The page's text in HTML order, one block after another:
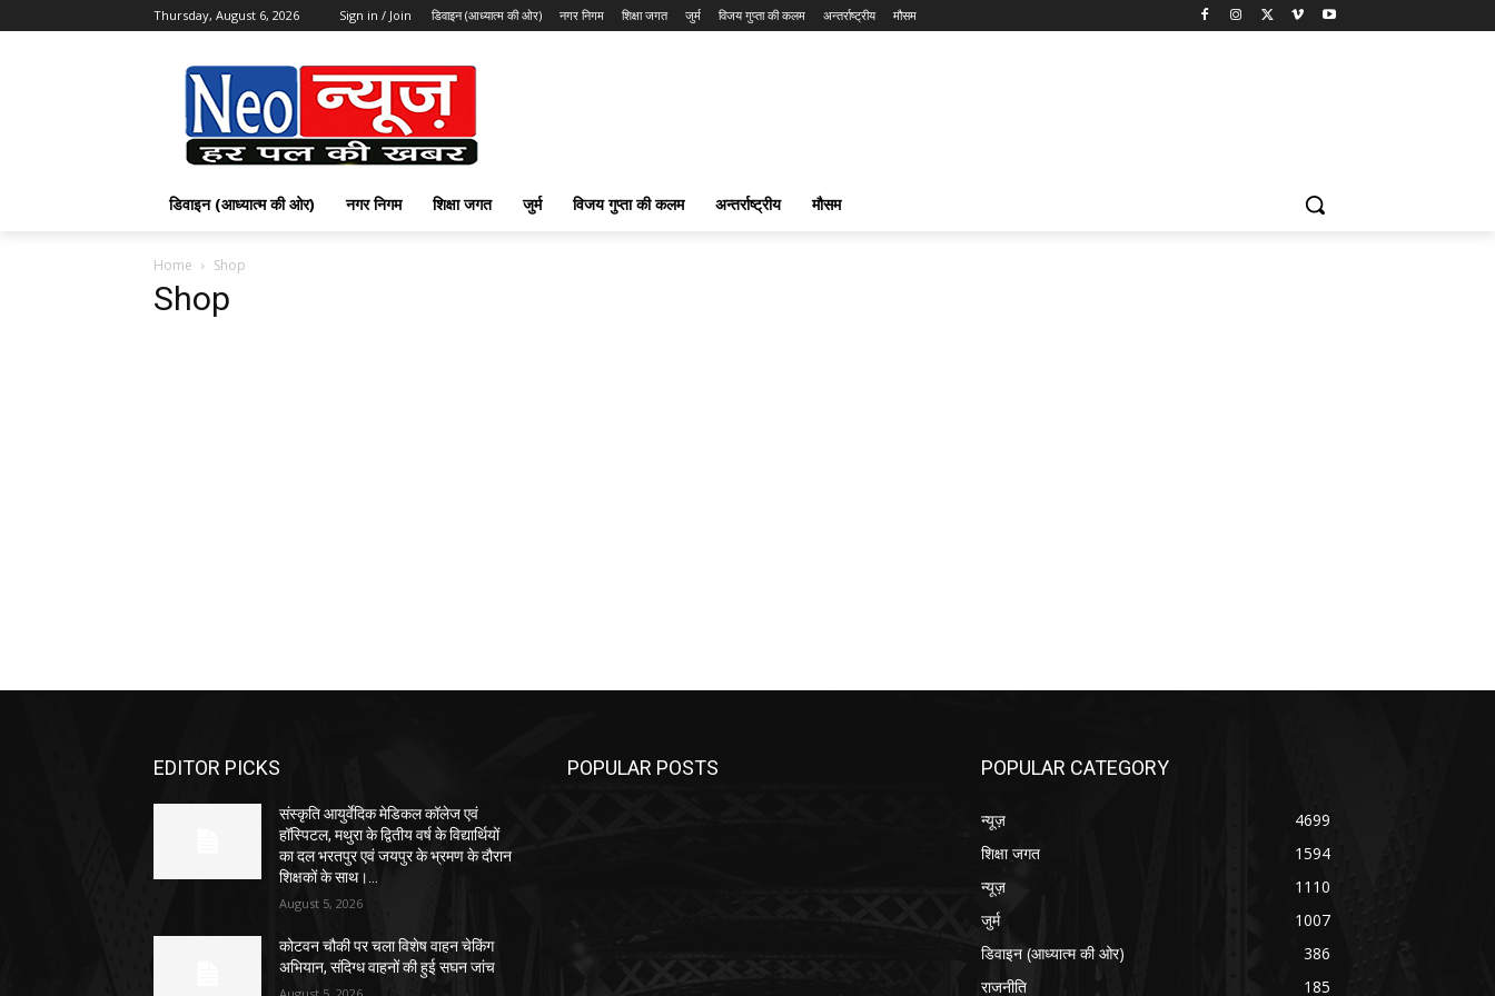
Thursday, August 6, 2026 Sign in / Join डिवाइन (आध्यात्म की ओर) नगर निगम शिक्षा जगत जुर्म विजय गुप्ता की कलम अन्तर्राष्ट्रीय मौसम
डिवाइन (आध्यात्म की ओर) नगर निगम शिक्षा जगत जुर्म विजय गुप्ता की कलम अन्तर्राष्ट्रीय मौसम
Home Shop
Shop
EDITOR PICKS
संस्कृति आयुर्वेदिक मेडिकल कॉलेज एवं
हॉस्पिटल, मथुरा के द्वितीय वर्ष के विद्यार्थियों
का दल भरतपुर एवं जयपुर के भ्रमण के दौरान
शिक्षकों के साथ।...
August 5, 2026
कोटवन चौकी पर चला विशेष वाहन चेकिंग
अभियान, संदिग्ध वाहनों की हुई सघन जांच
POPULAR POSTS POPULAR CATEGORY
न्यूज़
4699
शिक्षा जगत
1594
न्यूज़
1110
जुर्म
1007
डिवाइन (आध्यात्म की ओर)
386
राजनीति
185